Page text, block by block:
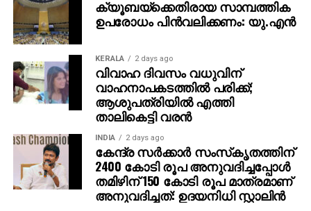
‘ഇക്കാലമത്രയും സിപിഎമ്മാണ് കേസ് നടത്തിപ്പുമായി
നടന്നത്. കേസിന്റെ നടത്തിപ്പിനോ സാക്ഷി
വിസ്താരത്തിനോ ആരുമുണ്ടായിട്ടില്ല. പാലത്തായി
പെൺകുട്ടിക്ക് എന്തെങ്കിലും സഹായം നൽകുക
എന്നതിന് ഉപരിയായി ഈ കേസിനെ സിപിഎമ്മിന്
എതിരായായി തിരിച്ചുവിടുക എന്നാണ് അന്നും ഇന്ന്
അവർ ശ്രമിച്ചുകൊണ്ടിരിക്കുന്നത്- എന്നും സിപിഎം
നേതാവ് അഭിപ്രായപ്പെട്ടു.
ക്യൂബയ്ക്കെതിരായ സാമ്പത്തിക
ഉപരോധം പിന്‍വലിക്കണം: യു.എന്‍
KERALA 2 days ago
വിവാഹ ദിവസം വധുവിന്
വാഹനാപകടത്തില്‍ പരിക്ക്;
ആശുപത്രിയില്‍ എത്തി
താലികെട്ടി വരന്‍
INDIA 2 days ago
കേന്ദ്ര സര്‍ക്കാര്‍ സംസ്‌കൃതത്തിന്
2400 കോടി രൂപ അനുവദിച്ചപ്പോള്‍
തമിഴിന് 150 കോടി രൂപ മാത്രമാണ്
അനുവദിച്ചത്: ഉദയനിധി സ്റ്റാലിന്‍